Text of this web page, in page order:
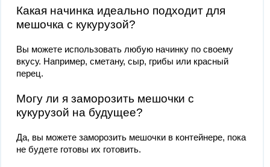
Какая начинка идеально подходит для
мешочка с кукурузой?
Вы можете использовать любую начинку по своему
вкусу. Например, сметану, сыр, грибы или красный
перец.
Могу ли я заморозить мешочки с
кукурузой на будущее?
Да, вы можете заморозить мешочки в контейнере, пока
не будете готовы их готовить.